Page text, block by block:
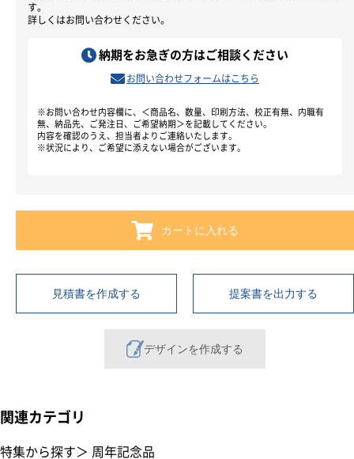
す。
詳しくはお問い合わせください。
納期をお急ぎの方はご相談ください
お問い合わせフォームはこちら
※お問い合わせ内容欄に、＜商品名、数量、印刷方法、校正有無、内職有
無、納品先、ご発注日、ご希望納期＞を記載してください。
内容を確認のうえ、担当者よりご連絡いたします。
※状況により、ご希望に添えない場合がございます。
カートに入れる
見積書を作成する 提案書を出力する
デザインを作成する
関連カテゴリ
特集から探す＞ 周年記念品